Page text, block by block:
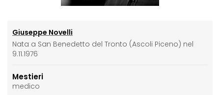
Giuseppe Novelli
Nata a San Benedetto del Tronto (Ascoli Piceno) nel
9.11.1976
Mestieri
medico